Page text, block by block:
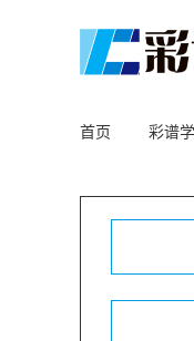
首页 彩谱